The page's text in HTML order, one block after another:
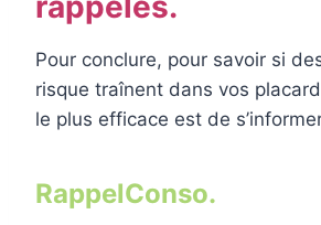
Pour conclure, pour savoir si
risque traînent dans vos
le plus efficace est de
RappelConso.